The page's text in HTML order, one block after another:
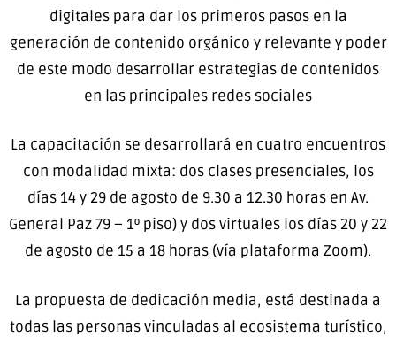
digitales para dar los primeros pasos en la
generación de contenido orgánico y relevante y poder
de este modo desarrollar estrategias de contenidos
en las principales redes sociales
La capacitación se desarrollará en cuatro encuentros
con modalidad mixta: dos clases presenciales, los
días 14 y 29 de agosto de 9.30 a 12.30 horas en Av.
General Paz 79 – 1º piso) y dos virtuales los días 20 y 22
de agosto de 15 a 18 horas (vía plataforma Zoom).
La propuesta de dedicación media, está destinada a
todas las personas vinculadas al ecosistema turístico,